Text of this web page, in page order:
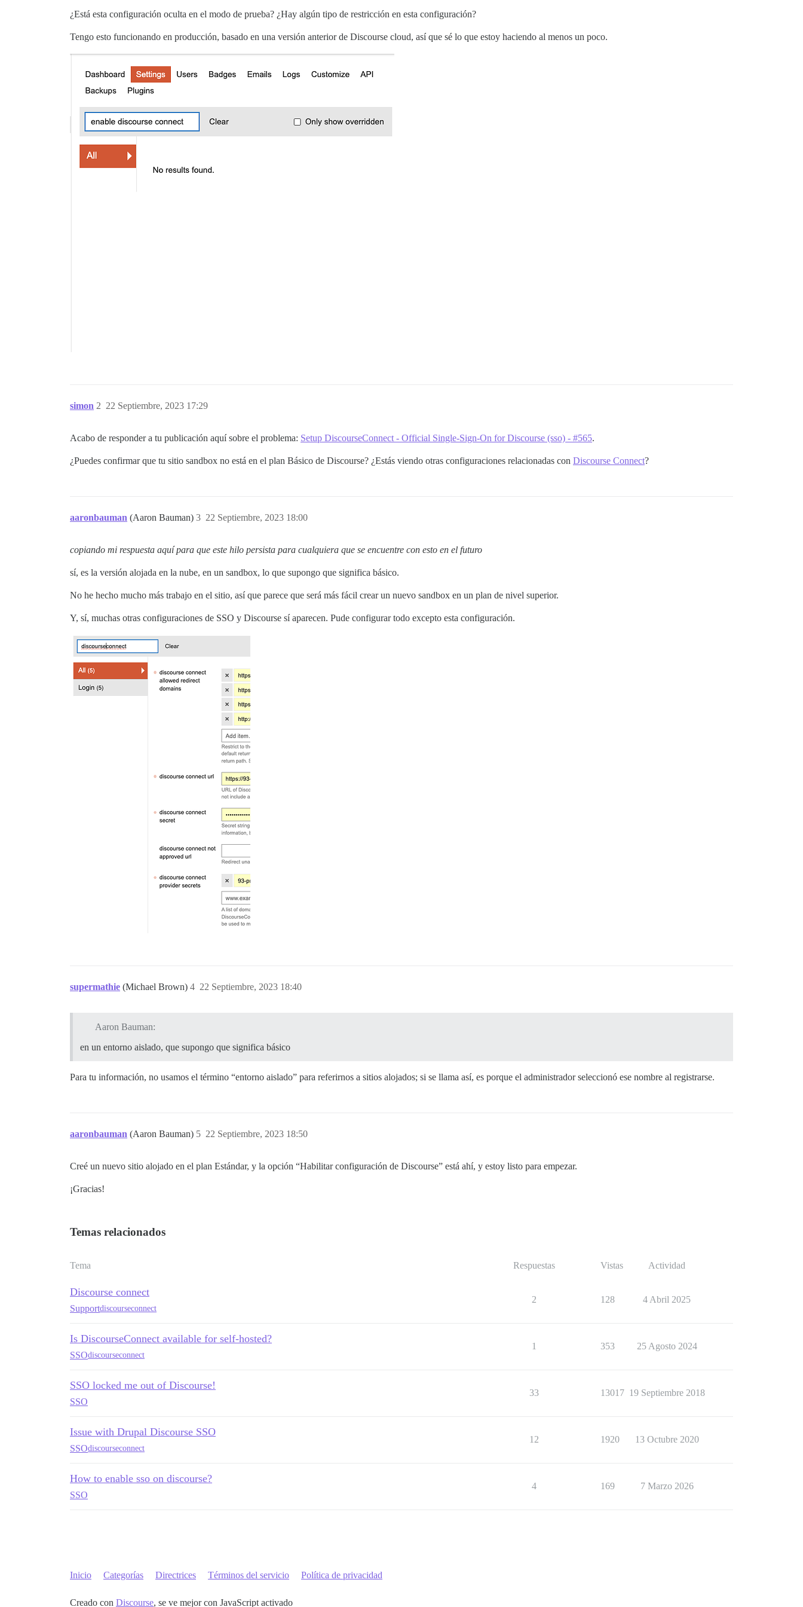
¿Está esta configuración oculta en el modo de prueba? ¿Hay algún tipo de restricción en esta configuración?
Tengo esto funcionando en producción, basado en una versión anterior de Discourse cloud, así que sé lo que estoy haciendo al menos un poco.
simon 22 Septiembre, 2023 17:29
2
Acabo de responder a tu publicación aquí sobre el problema: Setup DiscourseConnect - Official Single-Sign-On for Discourse (sso) - #565.
¿Puedes confirmar que tu sitio sandbox no está en el plan Básico de Discourse? ¿Estás viendo otras configuraciones relacionadas con Discourse Connect?
aaronbauman (Aaron Bauman) 22 Septiembre, 2023 18:00
3
copiando mi respuesta aquí para que este hilo persista para cualquiera que se encuentre con esto en el futuro
sí, es la versión alojada en la nube, en un sandbox, lo que supongo que significa básico.
No he hecho mucho más trabajo en el sitio, así que parece que será más fácil crear un nuevo sandbox en un plan de nivel superior.
Y, sí, muchas otras configuraciones de SSO y Discourse sí aparecen. Pude configurar todo excepto esta configuración.
supermathie (Michael Brown) 22 Septiembre, 2023 18:40
4
Aaron Bauman:
en un entorno aislado, que supongo que significa básico
Para tu información, no usamos el término “entorno aislado” para referirnos a sitios alojados; si se llama así, es porque el administrador seleccionó ese nombre al registrarse.
aaronbauman (Aaron Bauman) 22 Septiembre, 2023 18:50
5
Creé un nuevo sitio alojado en el plan Estándar, y la opción “Habilitar configuración de Discourse” está ahí, y estoy listo para empezar.
¡Gracias!
Temas relacionados
Tema Respuestas Vistas Actividad
Discourse connect
Supportdiscourseconnect
2 128 4 Abril 2025
Is DiscourseConnect available for self-hosted?
SSOdiscourseconnect
1 353 25 Agosto 2024
SSO locked me out of Discourse!
SSO
33 13017 19 Septiembre 2018
Issue with Drupal Discourse SSO
SSOdiscourseconnect
12 1920 13 Octubre 2020
How to enable sso on discourse?
SSO
4 169 7 Marzo 2026
Inicio Categorías Directrices Términos del servicio Política de privacidad
Creado con Discourse, se ve mejor con JavaScript activado